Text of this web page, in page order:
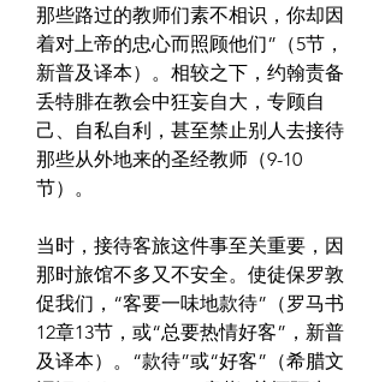
那些路过的教师们素不相识，你却因
着对上帝的忠心而照顾他们”（5节，
新普及译本）。相较之下，约翰责备
丢特腓在教会中狂妄自大，专顾自
己、自私自利，甚至禁止别人去接待
那些从外地来的圣经教师（9-10
节）。
当时，接待客旅这件事至关重要，因
那时旅馆不多又不安全。使徒保罗敦
促我们，“客要一味地款待”（罗马书
12章13节，或“总要热情好客”，新普
及译本）。“款待”或“好客”（希腊文